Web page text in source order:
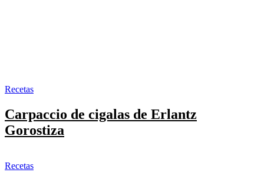
Recetas
Carpaccio de cigalas de Erlantz
Gorostiza
Recetas